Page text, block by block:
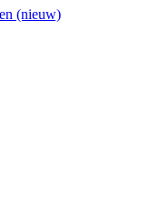
(nieuw)